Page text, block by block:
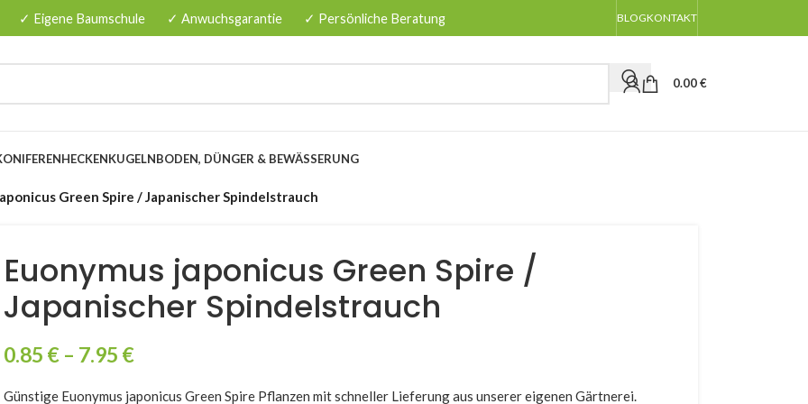
✓ Eigene Baumschule ✓ Anwuchsgarantie ✓ Persönliche Beratung BLOGKONTAKT
0.00€
KUGELNBODEN, DÜNGER & BEWÄSSERUNG
Green Spire / Japanischer Spindelstrauch
Euonymus japonicus Green Spire /
Japanischer Spindelstrauch
0.85 € – 7.95 €
Günstige Euonymus japonicus Green Spire Pflanzen mit schneller Lieferung aus unserer eigenen Gärtnerei.